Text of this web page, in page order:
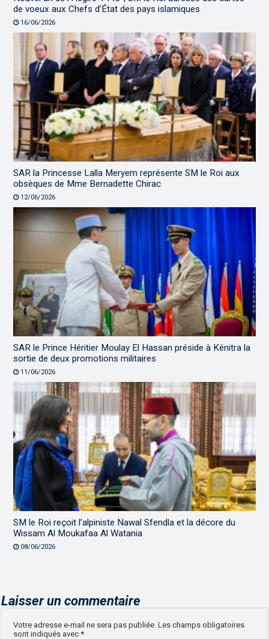
de voeux aux Chefs d’État des pays islamiques
16/06/2026
SAR la Princesse Lalla Meryem représente SM le Roi aux
obsèques de Mme Bernadette Chirac
12/06/2026
SAR le Prince Héritier Moulay El Hassan préside à Kénitra la
sortie de deux promotions militaires
11/06/2026
SM le Roi reçoit l’alpiniste Nawal Sfendla et la décore du
Wissam Al Moukafaa Al Watania
08/06/2026
Laisser un commentaire
Votre adresse e-mail ne sera pas publiée. Les champs obligatoires
sont indiqués avec*